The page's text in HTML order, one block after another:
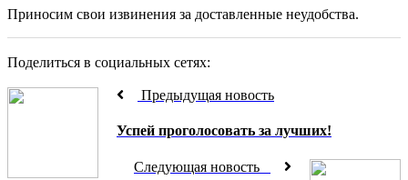
Приносим свои извинения за доставленные неудобства.
Поделиться в социальных сетях:
Предыдущая новость
Успей проголосовать за лучших!
Следующая новость